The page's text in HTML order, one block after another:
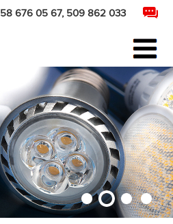
58 676 05 67, 509 862 033